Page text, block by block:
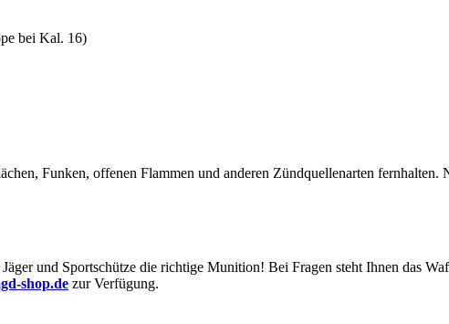
bei Kal. 16)
Funken, offenen Flammen und anderen Zündquellenarten fernhalten.
und Sportschütze die richtige Munition! Bei Fragen steht Ihnen das
shop.de zur Verfügung.